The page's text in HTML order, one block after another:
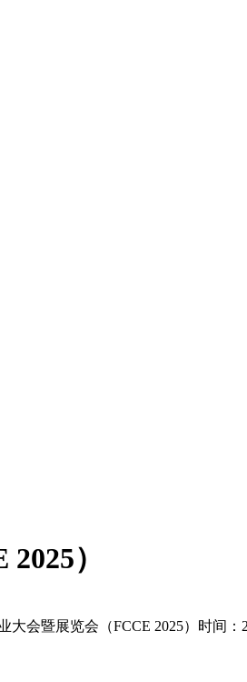
）
会暨展览会（FCCE 2025）时间：